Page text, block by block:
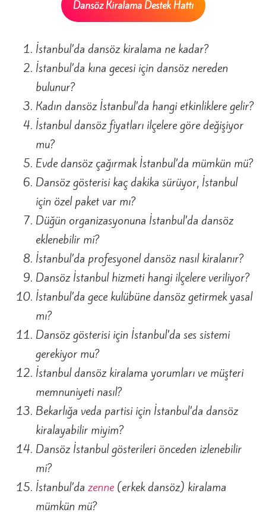
Dansöz Kiralama Destek Hattı
İstanbul’da dansöz kiralama ne kadar?
İstanbul’da kına gecesi için dansöz nereden
bulunur?
Kadın dansöz İstanbul’da hangi etkinliklere gelir?
İstanbul dansöz fiyatları ilçelere göre değişiyor
mu?
Evde dansöz çağırmak İstanbul’da mümkün mü?
Dansöz gösterisi kaç dakika sürüyor, İstanbul
için özel paket var mı?
Düğün organizasyonuna İstanbul’da dansöz
eklenebilir mi?
İstanbul’da profesyonel dansöz nasıl kiralanır?
Dansöz İstanbul hizmeti hangi ilçelere veriliyor?
İstanbul’da gece kulübüne dansöz getirmek yasal
mı?
Dansöz gösterisi için İstanbul’da ses sistemi
gerekiyor mu?
İstanbul dansöz kiralama yorumları ve müşteri
memnuniyeti nasıl?
Bekarlığa veda partisi için İstanbul’da dansöz
kiralayabilir miyim?
Dansöz İstanbul gösterileri önceden izlenebilir
mi?
İstanbul’da zenne (erkek dansöz) kiralama
mümkün mü?